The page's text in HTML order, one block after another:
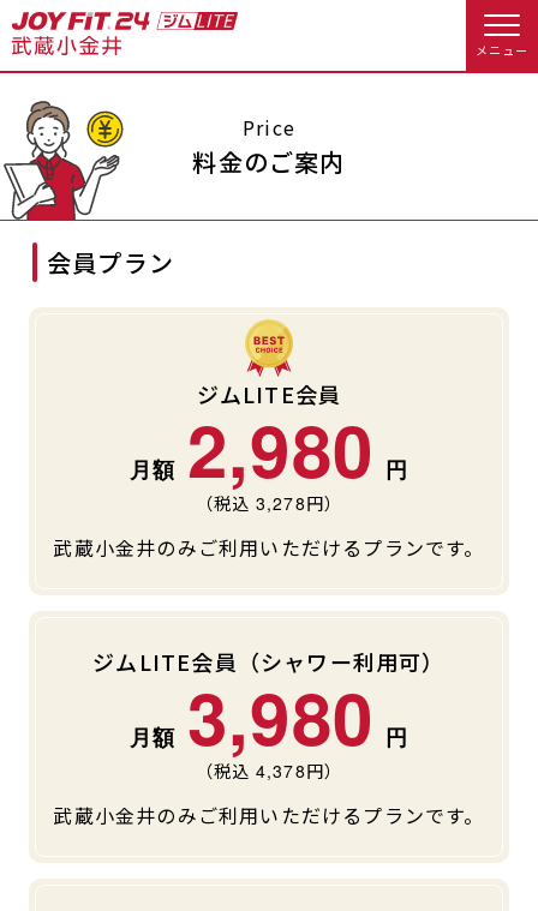
メニュー
店舗トップ
会員の方へトップ
会員様へのお知らせ 休会お手続き
アクセス
よくあるご質問
入会のお手続きをする
料金・サービス等詳しく見る
入会を悩まれている方へトップ
キャンペーン
アクセス
よくあるご質問 店舗へのお問い合わせ
JOYFIT総合トップ JOYFIT
JOYFIT24 JOYFIT YOGA
店舗を探す
Price
料金のご案内
会員プラン
ジムLITE会員
2,980
（税込 3,278円）
武蔵小金井のみご利用いただけるプランです。
ジムLITE会員（シャワー利用可）
3,980
（税込 4,378円）
武蔵小金井のみご利用いただけるプランです。